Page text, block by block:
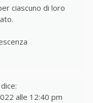
ciascuno di loro
dice:
alle 12:40 pm